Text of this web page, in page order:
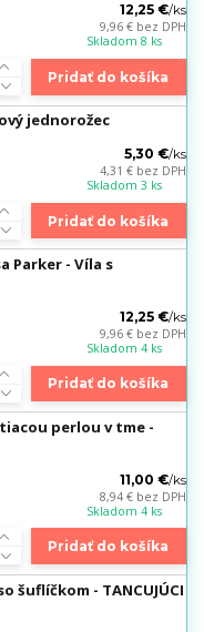
12,25 €/ks
9,96 € bez DPH
Skladom 8 ks
Pridať do košíka
jednorožec
5,30 €/ks
4,31 € bez DPH
Skladom 3 ks
Pridať do košíka
Parker - Víla s
12,25 €/ks
9,96 € bez DPH
Skladom 4 ks
Pridať do košíka
perlou v tme -
11,00 €/ks
8,94 € bez DPH
Skladom 4 ks
Pridať do košíka
šuflíčkom - TANCUJÚCI